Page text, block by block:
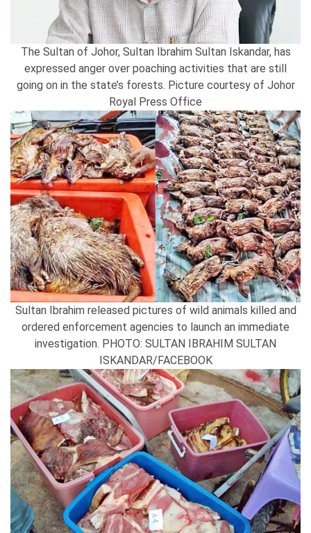
The Sultan of Johor, Sultan Ibrahim Sultan Iskandar, has
expressed anger over poaching activities that are still
going on in the state’s forests. Picture courtesy of Johor
Royal Press Office
Sultan Ibrahim released pictures of wild animals killed and
ordered enforcement agencies to launch an immediate
investigation. PHOTO: SULTAN IBRAHIM SULTAN
ISKANDAR/FACEBOOK